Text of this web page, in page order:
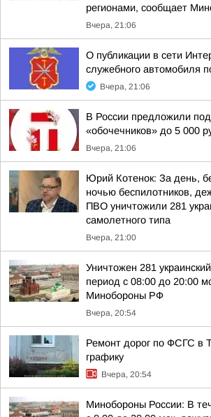
регионами, сообщает
Вчера, 21:06
О публикации в сети
служебного автомобиля
Вчера, 21:06
В России предложили
«обочечников» до 5 000
Вчера, 21:06
Юрий Котенок: За день,
ночью беспилотников,
ПВО уничтожили 281
самолетного типа
Вчера, 21:00
Уничтожен 281
период с 08:00 до 20:00
Минобороны РФ
Вчера, 20:54
Ремонт дорог по ФСГС в
графику
Вчера, 20:54
Минобороны России: В